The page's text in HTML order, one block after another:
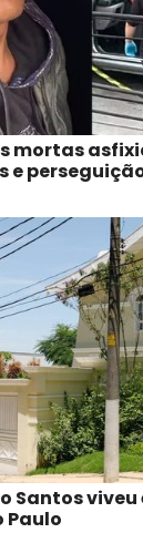
mortas
e
Santos
Paulo